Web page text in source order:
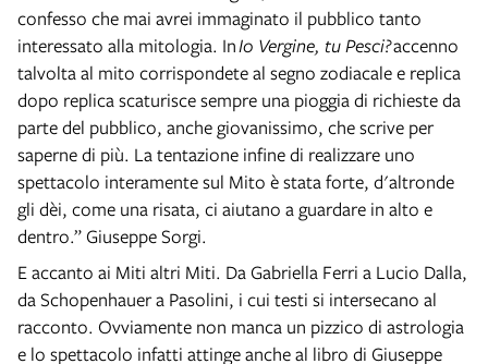
confesso che mai avrei immaginato il pubblico tanto
interessato alla mitologia. InIo Vergine, tu Pesci?accenno
talvolta al mito corrispondete al segno zodiacale e replica
dopo replica scaturisce sempre una pioggia di richieste da
parte del pubblico, anche giovanissimo, che scrive per
saperne di più. La tentazione infine di realizzare uno
spettacolo interamente sul Mito è stata forte, d'altronde
gli dèi, come una risata, ci aiutano a guardare in alto e
dentro.” Giuseppe Sorgi.
E accanto ai Miti altri Miti. Da Gabriella Ferri a Lucio Dalla,
da Schopenhauer a Pasolini, i cui testi si intersecano al
racconto. Ovviamente non manca un pizzico di astrologia
e lo spettacolo infatti attinge anche al libro di Giuseppe